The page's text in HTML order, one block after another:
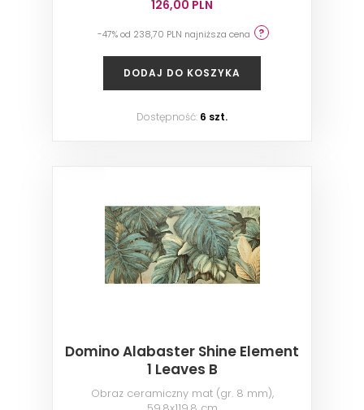
126,00 PLN
-47% od 238,70 PLN najniższa cena
DODAJ DO KOSZYKA
Dostępność: 6 szt.
Domino Alabaster Shine Element
1 Leaves B
Obraz ceramiczny mat (gr. 8 mm),